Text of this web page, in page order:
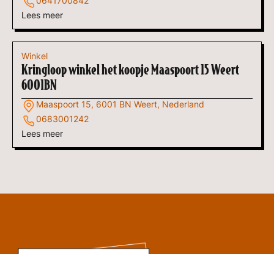
Lees meer
Winkel
Kringloop winkel het koopje Maaspoort 15 Weert
6001BN
Maaspoort 15, 6001 BN Weert, Nederland
0683001242
Lees meer